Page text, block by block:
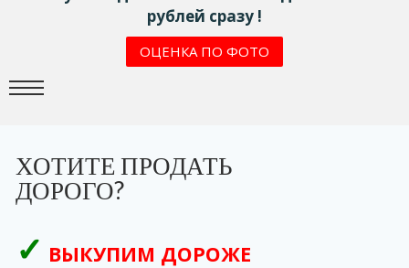
рублей сразу !
ОЦЕНКА ПО ФОТО
ХОТИТЕ ПРОДАТЬ
ДОРОГО?
ВЫКУПИМ ДОРОЖЕ